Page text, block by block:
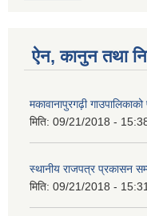
ऐन, कानुन तथा
मकावानापुरगढ़ी
मिति: 09/21/2018 -
स्थानीय राजपत्र प्रकासन
मिति: 09/21/2018 - 15:31